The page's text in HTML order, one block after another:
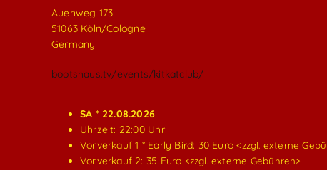
Auenweg 173
51063 Köln/Cologne
Germany
bootshaus.tv/events/kitkatclub/
SA * 22.08.2026
Uhrzeit: 22:00 Uhr
Vorverkauf 1 * Early Bird: 30 Euro<zzgl. externe
Vorverkauf 2: 35 Euro <zzgl. externe Gebühren>